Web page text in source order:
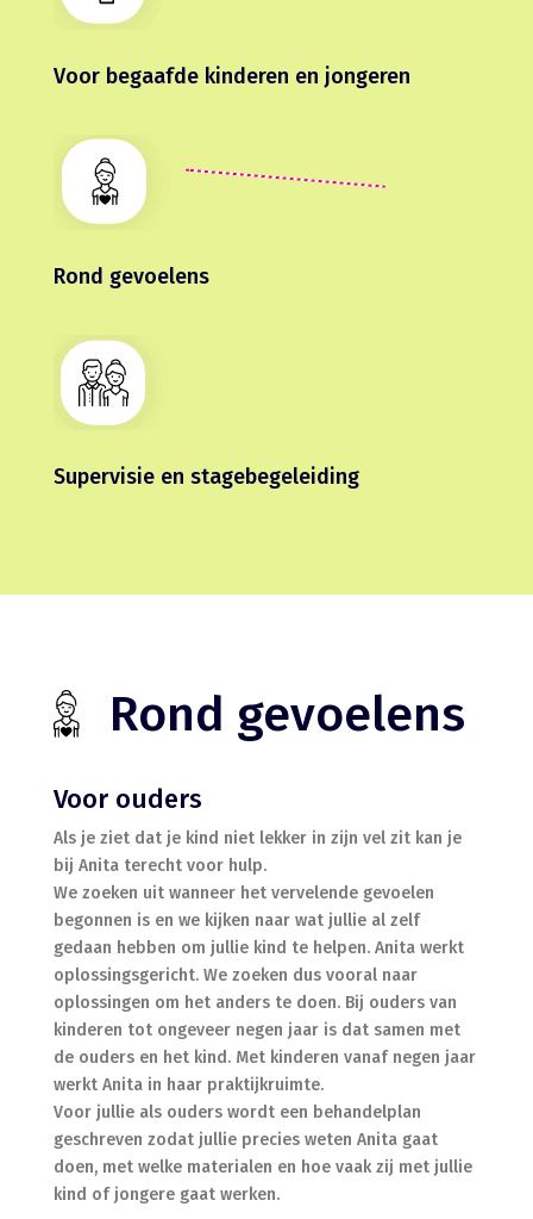
Voor begaafde kinderen en jongeren
Rond gevoelens
Supervisie en stagebegeleiding
Rond gevoelens
Voor ouders
Als je ziet dat je kind niet lekker in zijn vel zit kan je
bij Anita terecht voor hulp.
We zoeken uit wanneer het vervelende gevoelen
begonnen is en we kijken naar wat jullie al zelf
gedaan hebben om jullie kind te helpen. Anita werkt
oplossingsgericht. We zoeken dus vooral naar
oplossingen om het anders te doen. Bij ouders van
kinderen tot ongeveer negen jaar is dat samen met
de ouders en het kind. Met kinderen vanaf negen jaar
werkt Anita in haar praktijkruimte.
Voor jullie als ouders wordt een behandelplan
geschreven zodat jullie precies weten Anita gaat
doen, met welke materialen en hoe vaak zij met jullie
kind of jongere gaat werken.